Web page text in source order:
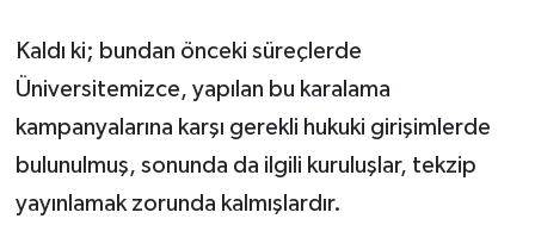
Kaldı ki; bundan önceki süreçlerde
Üniversitemizce, yapılan bu karalama
kampanyalarına karşı gerekli hukuki girişimlerde
bulunulmuş, sonunda da ilgili kuruluşlar, tekzip
yayınlamak zorunda kalmışlardır.